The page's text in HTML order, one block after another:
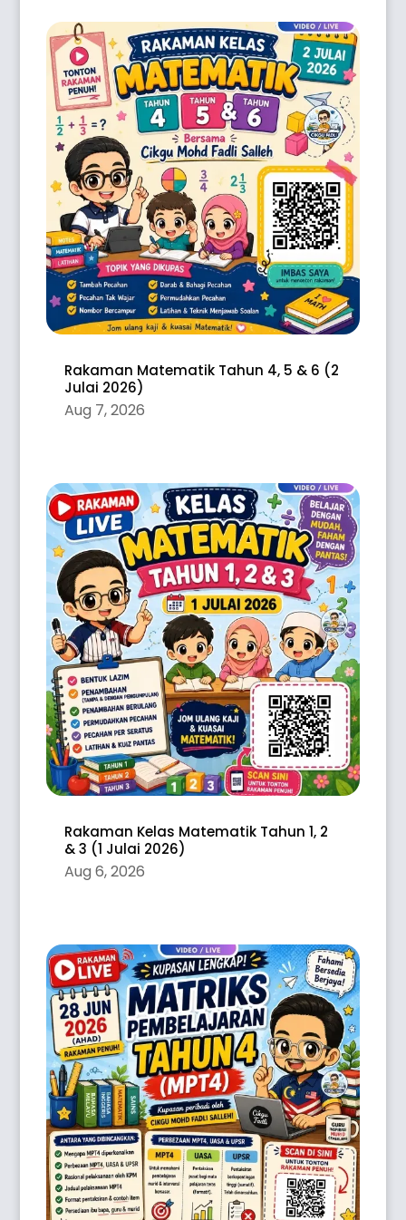
Rakaman Matematik Tahun 4, 5 & 6 (2
Julai 2026)
Aug 7, 2026
Rakaman Kelas Matematik Tahun 1, 2
& 3 (1 Julai 2026)
Aug 6, 2026